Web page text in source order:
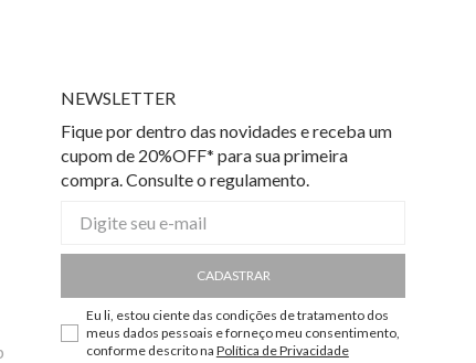
NEWSLETTER
Fique por dentro das novidades e receba um
cupom de 20%OFF* para sua primeira
compra. Consulte o regulamento.
CADASTRAR
Eu li, estou ciente das condições de tratamento dos
meus dados pessoais e forneço meu consentimento,
conforme descrito na Política de Privacidade